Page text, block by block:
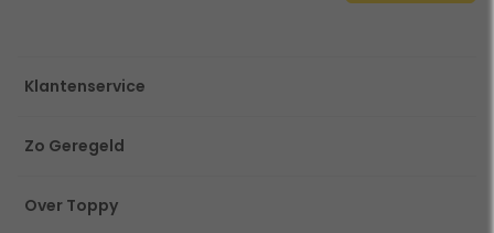
Klantenservice
Zo Geregeld
Over Toppy